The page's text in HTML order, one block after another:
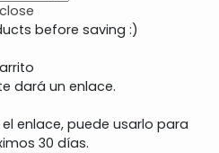
before saving :)
dará un enlace.
enlace, puede usarlo para
30 días.